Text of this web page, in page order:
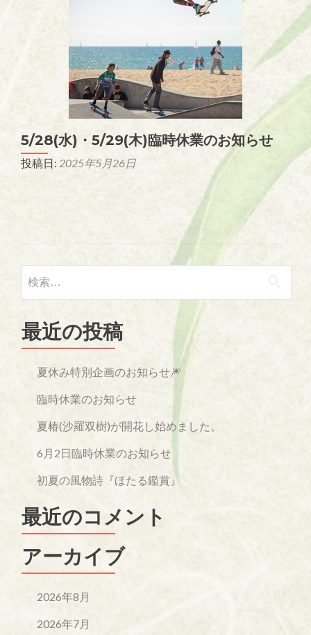
5/28(水)・5/29(木)臨時休業のお知らせ
投稿日: 2025年5月26日
検索:
最近の投稿
夏休み特別企画のお知らせ🎆
臨時休業のお知らせ
夏椿(沙羅双樹)が開花し始めました。
6月2日臨時休業のお知らせ
初夏の風物詩『ほたる鑑賞』
最近のコメント
アーカイブ
2026年8月
2026年7月